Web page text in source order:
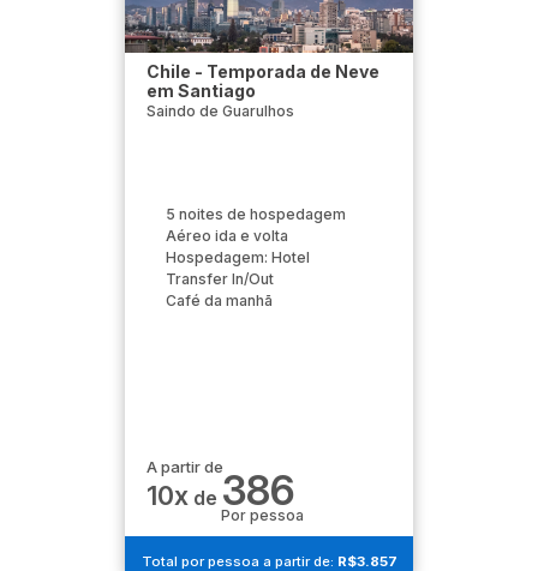
Chile - Temporada de Neve
em Santiago
Saindo de Guarulhos
5 noites de hospedagem
Aéreo ida e volta
Hospedagem: Hotel
Transfer In/Out
Café da manhã
A partir de
10x de 386
Por pessoa
Total por pessoa a partir de: R$3.857